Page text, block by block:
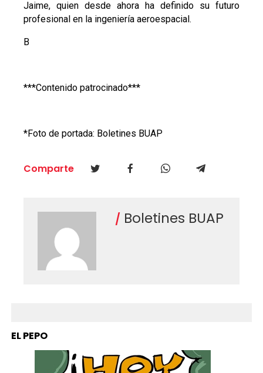
Jaime, quien desde ahora ha definido su futuro
profesional en la ingeniería aeroespacial.
B
***Contenido patrocinado***
*Foto de portada: Boletines BUAP
Comparte
Boletines BUAP
EL PEPO